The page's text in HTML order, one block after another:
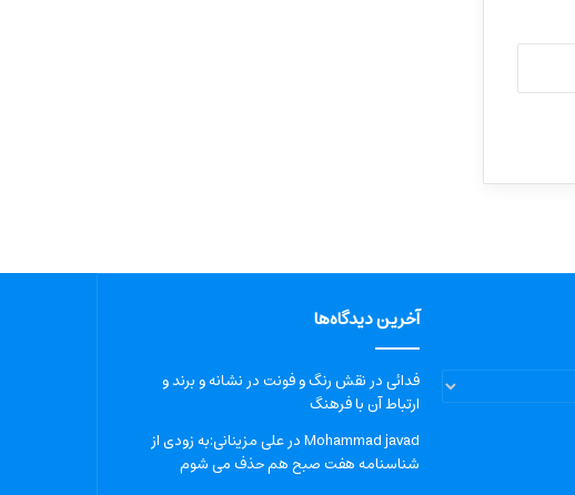
آخرین دیدگاه‌ها
فدائیدرنقش رنگ و فونت در نشانه و برند و
ارتباط آن با فرهنگ
Mohammad javadدرعلی مزینانی:به زودی از
شناسنامه هفت صبح هم حذف می شوم